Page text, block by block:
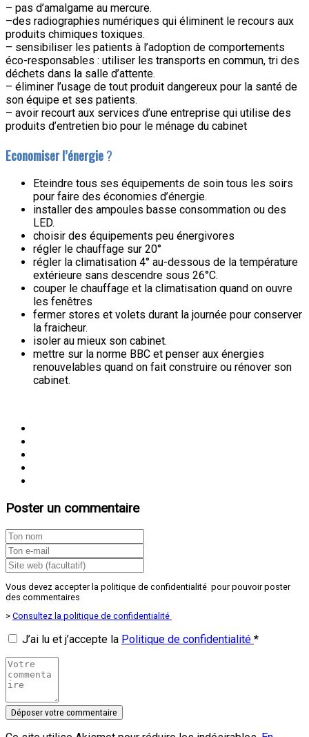
– pas d’amalgame au mercure.
–des radiographies numériques qui éliminent le recours aux
produits chimiques toxiques.
– sensibiliser les patients à l’adoption de comportements
éco-responsables : utiliser les transports en commun, tri des
déchets dans la salle d’attente.
– éliminer l’usage de tout produit dangereux pour la santé de
son équipe et ses patients.
– avoir recourt aux services d’une entreprise qui utilise des
produits d’entretien bio pour le ménage du cabinet
Economiser l’énergie?
Eteindre tous ses équipements de soin tous les soirs
pour faire des économies d’énergie.
installer des ampoules basse consommation ou des
LED.
choisir des équipements peu énergivores
régler le chauffage sur 20°
régler la climatisation 4° au-dessous de la température
extérieure sans descendre sous 26°C.
couper le chauffage et la climatisation quand on ouvre
les fenêtres
fermer stores et volets durant la journée pour conserver
la fraicheur.
isoler au mieux son cabinet.
mettre sur la norme BBC et penser aux énergies
renouvelables quand on fait construire ou rénover son
cabinet.
Poster un commentaire
Vous devez accepter la politique de confidentialité pour pouvoir poster
des commentaires
> Consultez la politique de confidentialité
J’ai lu et j’accepte la Politique de confidentialité *